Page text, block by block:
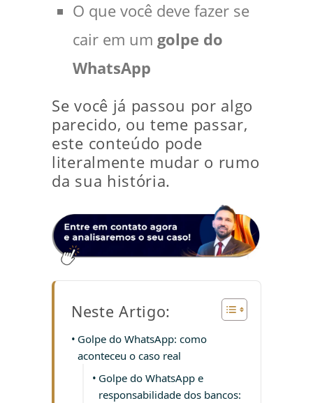
O que você deve fazer se
cair em um golpe do
WhatsApp
Se você já passou por algo
parecido, ou teme passar,
este conteúdo pode
literalmente mudar o rumo
da sua história.
Neste Artigo:
Golpe do WhatsApp: como
aconteceu o caso real
Golpe do WhatsApp e
responsabilidade dos bancos: